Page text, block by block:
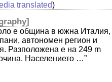
translated)
]
е община в южна Италия,
автономен регион и
Разположена е на 249 m
Населението …”